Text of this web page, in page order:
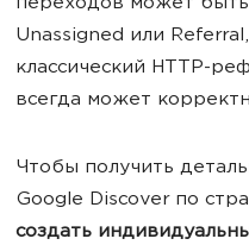
переходов может
Unassigned или
классический HTTP-
всегда может
Чтобы получить
Google Discover по
создать